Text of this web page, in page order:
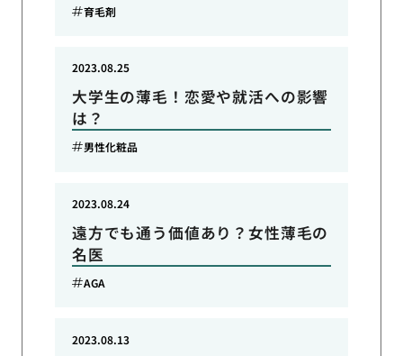
育毛剤
大学生の薄毛！恋愛や就活への影響
は？
2023.08.25
男性化粧品
遠方でも通う価値あり？女性薄毛の
名医
2023.08.24
AGA
2023.08.13